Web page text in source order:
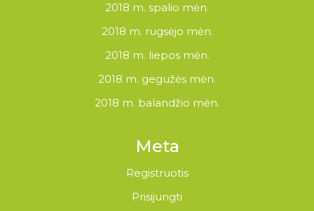
2018 m. spalio mėn.
2018 m. rugsėjo mėn.
2018 m. liepos mėn.
2018 m. gegužės mėn.
2018 m. balandžio mėn.
Meta
Registruotis
Prisijungti